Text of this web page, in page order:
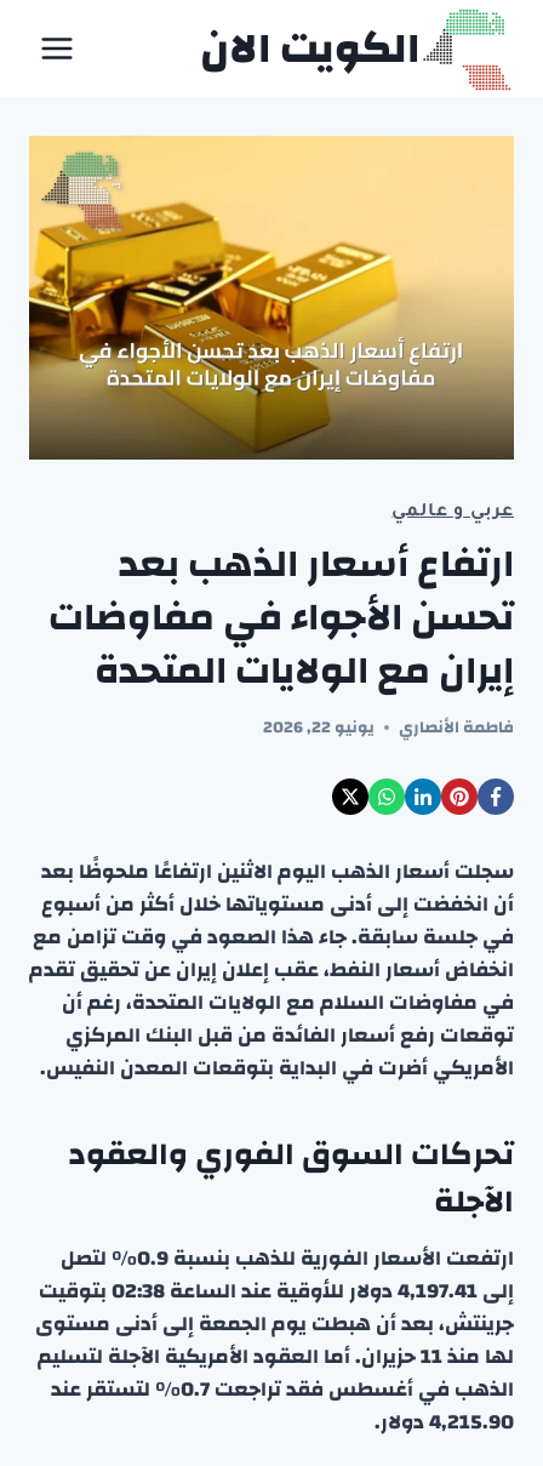
التجاوز
المحتوى
الكويت الان
عربي و عالمي
ارتفاع أسعار الذهب بعد
تحسن الأجواء في مفاوضات
إيران مع الولايات المتحدة
فاطمة الأنصاري يونيو 22, 2026
سجلت أسعار الذهب اليوم الاثنين ارتفاعًا ملحوظًا بعد
أن انخفضت إلى أدنى مستوياتها خلال أكثر من أسبوع
في جلسة سابقة. جاء هذا الصعود في وقت تزامن مع
انخفاض أسعار النفط، عقب إعلان إيران عن تحقيق تقدم
في مفاوضات السلام مع الولايات المتحدة، رغم أن
توقعات رفع أسعار الفائدة من قبل البنك المركزي
الأمريكي أضرت في البداية بتوقعات المعدن النفيس.
تحركات السوق الفوري والعقود
الآجلة
ارتفعت الأسعار الفورية للذهب بنسبة 0.9٪ لتصل
إلى 4,197.41 دولار للأوقية عند الساعة 02:38 بتوقيت
جرينتش، بعد أن هبطت يوم الجمعة إلى أدنى مستوى
لها منذ 11 حزيران. أما العقود الأمريكية الآجلة لتسليم
الذهب في أغسطس فقد تراجعت 0.7٪ لتستقر عند
4,215.90 دولار.